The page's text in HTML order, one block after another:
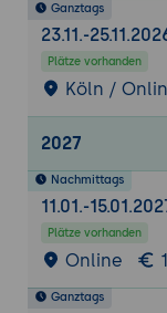
dieser
Testing und
Warum ist
wichtig?
Überblick
(z.B.
Tools und
von Tests
Ganztags
23.11.-
Plätze vorhanden
Köln /
2027
Nachmittags
11.01.-
Plätze vorhanden
Online
Ganztags